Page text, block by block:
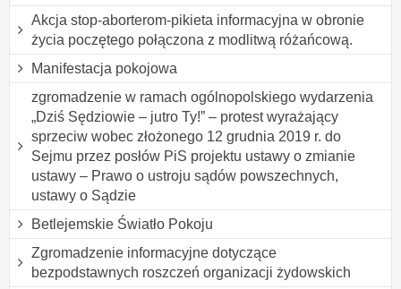
Akcja stop-aborterom-pikieta informacyjna w obronie
życia poczętego połączona z modlitwą różańcową.
Manifestacja pokojowa
zgromadzenie w ramach ogólnopolskiego wydarzenia
„Dziś Sędziowie – jutro Ty!” – protest wyrażający
sprzeciw wobec złożonego 12 grudnia 2019 r. do
Sejmu przez posłów PiS projektu ustawy o zmianie
ustawy – Prawo o ustroju sądów powszechnych,
ustawy o Sądzie
Betlejemskie Światło Pokoju
Zgromadzenie informacyjne dotyczące
bezpodstawnych roszczeń organizacji żydowskich